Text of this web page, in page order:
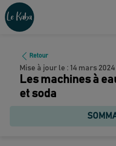
Retour
Mise à jour le : 14 mars 2024
Les machines à
et soda